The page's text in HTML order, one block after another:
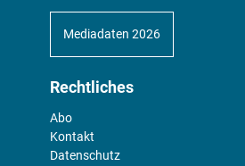
Mediadaten 2026
Rechtliches
Abo
Kontakt
Datenschutz